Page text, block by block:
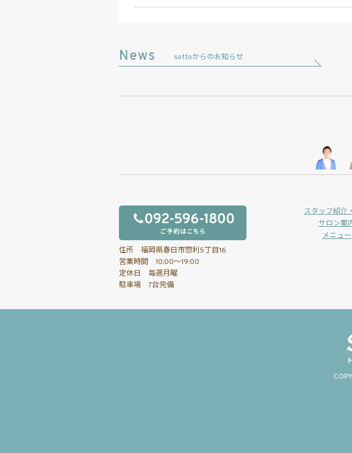
sottoからのお知らせ
住所 福岡県春日市惣利5丁目16
営業時間 10:00～19:00
定休日 毎週月曜
駐車場 7台完備
スタッフ紹介
サロン案
メニュー